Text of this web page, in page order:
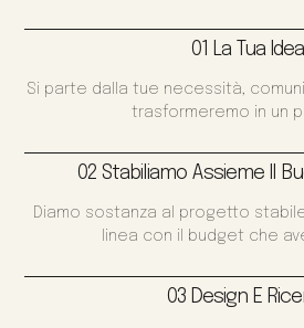
01 La Tua Idea
Si parte dalla tue necessità,
trasformeremo in un
02 Stabiliamo Assieme Il
Diamo sostanza al progetto
linea con il budget che
03 Design E